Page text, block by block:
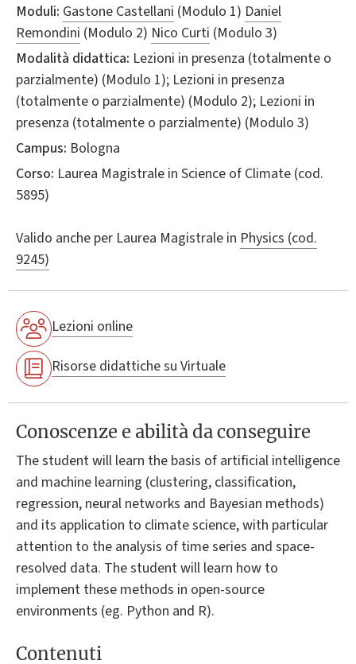
Moduli: Gastone Castellani (Modulo 1) Daniel
Remondini (Modulo 2) Nico Curti (Modulo 3)
Modalità didattica: Lezioni in presenza (totalmente o
parzialmente) (Modulo 1); Lezioni in presenza
(totalmente o parzialmente) (Modulo 2); Lezioni in
presenza (totalmente o parzialmente) (Modulo 3)
Campus: Bologna
Corso: Laurea Magistrale in Science of Climate (cod.
5895)
Valido anche per Laurea Magistrale in Physics (cod.
9245)
Lezioni online
Risorse didattiche su Virtuale
Conoscenze e abilità da conseguire
The student will learn the basis of artificial intelligence
and machine learning (clustering, classification,
regression, neural networks and Bayesian methods)
and its application to climate science, with particular
attention to the analysis of time series and space-
resolved data. The student will learn how to
implement these methods in open-source
environments (eg. Python and R).
Contenuti